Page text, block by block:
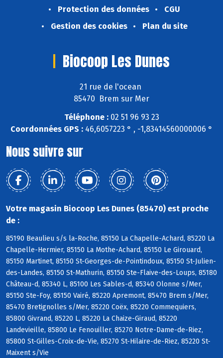
Protection des données
CGU
Gestion des cookies
Plan du site
Biocoop Les Dunes
21 rue de l'ocean
85470 Brem sur Mer
Téléphone :02 51 96 93 23
Coordonnées GPS : 46,6057223 ° , -1,83414560000006 °
Nous suivre sur
Votre magasin Biocoop Les Dunes (85470) est proche
de :
85190 Beaulieu s/s la-Roche, 85150 La Chapelle-Achard, 85220 La
Chapelle-Hermier, 85150 La Mothe-Achard, 85150 Le Girouard,
85150 Martinet, 85150 St-Georges-de-Pointindoux, 85150 St-Julien-
des-Landes, 85150 St-Mathurin, 85150 Ste-Flaive-des-Loups, 85180
Château-d, 85340 L, 85100 Les Sables-d, 85340 Olonne s/Mer,
85150 Ste-Foy, 85150 Vairé, 85220 Apremont, 85470 Brem s/Mer,
85470 Bretignolles s/Mer, 85220 Coëx, 85220 Commequiers,
85800 Givrand, 85220 L, 85220 La Chaize-Giraud, 85220
Landevieille, 85800 Le Fenouiller, 85270 Notre-Dame-de-Riez,
85800 St-Gilles-Croix-de-Vie, 85270 St-Hilaire-de-Riez, 85220 St-
Maixent s/Vie